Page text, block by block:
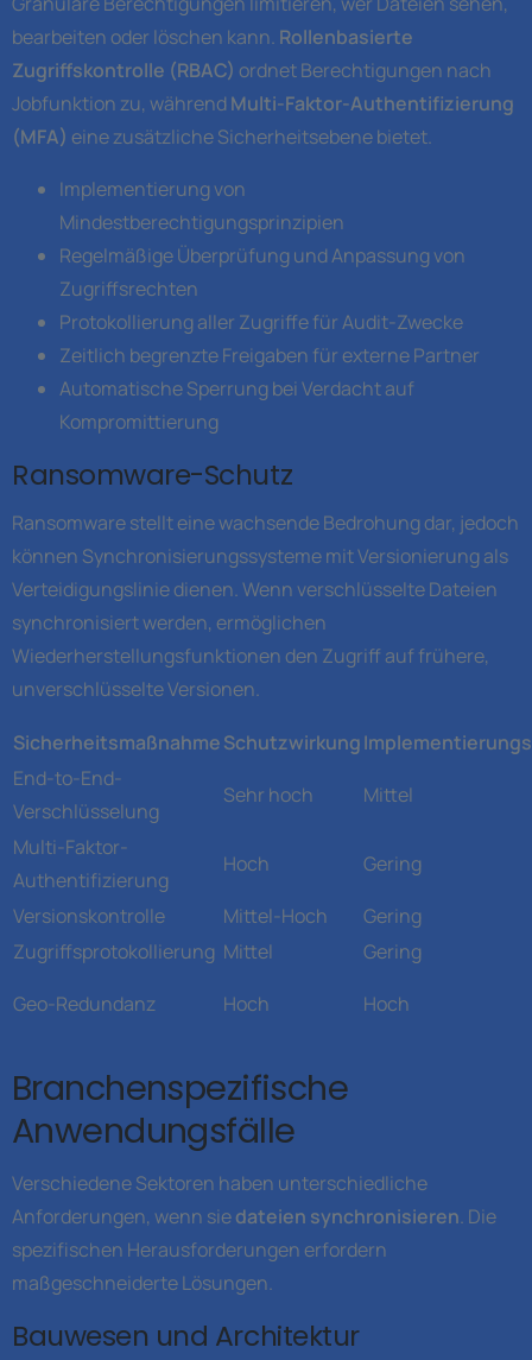
bearbeiten oder löschen kann. Rollenbasierte
Zugriffskontrolle (RBAC) ordnet Berechtigungen nach
Jobfunktion zu, währendMulti-Faktor-Authentifizierung
(MFA) eine zusätzliche Sicherheitsebene bietet.
Implementierung von
Mindestberechtigungsprinzipien
Regelmäßige Überprüfung und Anpassung von
Zugriffsrechten
Protokollierung aller Zugriffe für Audit-Zwecke
Zeitlich begrenzte Freigaben für externe Partner
Automatische Sperrung bei Verdacht auf
Kompromittierung
Ransomware-Schutz
Ransomware stellt eine wachsende Bedrohung dar, jedoch
können Synchronisierungssysteme mit Versionierung als
Verteidigungslinie dienen. Wenn verschlüsselte Dateien
synchronisiert werden, ermöglichen
Wiederherstellungsfunktionen den Zugriff auf frühere,
unverschlüsselte Versionen.
SicherheitsmaßnahmeSchutzwirkung
End-to-End-
Verschlüsselung
Sehr hoch
Mittel
Multi-Faktor-
Authentifizierung
Hoch
Gering
Versionskontrolle
Mittel-Hoch
Gering
Zugriffsprotokollierung Mittel
Gering
Geo-Redundanz
Hoch Hoch
Branchenspezifische
Anwendungsfälle
Verschiedene Sektoren haben unterschiedliche
Anforderungen, wenn siedateien synchronisieren. Die
spezifischen Herausforderungen erfordern
maßgeschneiderte Lösungen.
Bauwesen und Architektur